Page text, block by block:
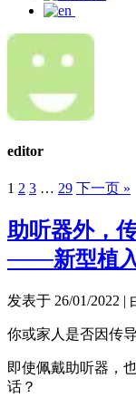
editor
1 2 3 … 29 下一页 »
助听器外，
───新型植
发表于 26/01/2022 |
你或家人是否因传
即使佩戴助听器，
话？